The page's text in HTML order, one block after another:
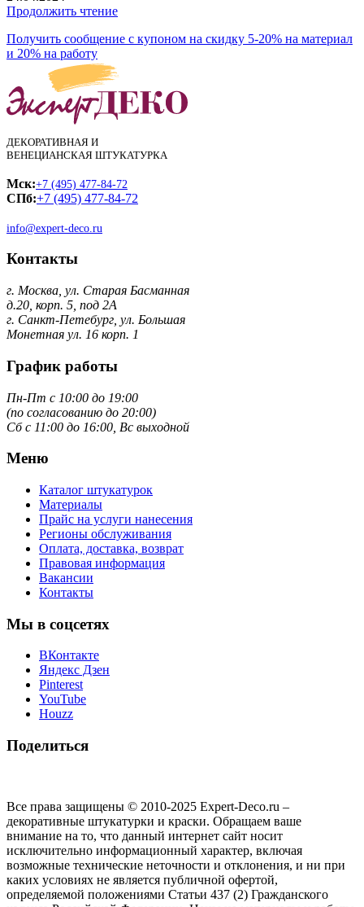
Продолжить чтение
Получить сообщение с купоном на скидку 5-20% на материал
и 20% на работу
ДЕКОРАТИВНАЯ И
ВЕНЕЦИАНСКАЯ ШТУКАТУРКА
Мск:+7 (495) 477-84-72
СПб:+7 (495) 477-84-72
info@expert-deco.ru
Контакты
г. Москва, ул. Старая Басманная
д.20, корп. 5, под 2А
г. Санкт-Петебург, ул. Большая
Монетная ул. 16 корп. 1
График работы
Пн-Пт с 10:00 до 19:00
(по согласованию до 20:00)
Сб с 11:00 до 16:00, Вс выходной
Меню
Каталог штукатурок
Материалы
Прайс на услуги нанесения
Регионы обслуживания
Оплата, доставка, возврат
Правовая информация
Вакансии
Контакты
Мы в соцсетях
ВКонтакте
Яндекс Дзен
Pinterest
YouTube
Houzz
Поделиться
Все права защищены © 2010-2025 Expert-Deco.ru –
декоративные штукатурки и краски. Обращаем ваше
внимание на то, что данный интернет сайт носит
исключительно информационный характер, включая
возможные технические неточности и отклонения, и ни при
каких условиях не является публичной офертой,
определяемой положениями Статьи 437 (2) Гражданского